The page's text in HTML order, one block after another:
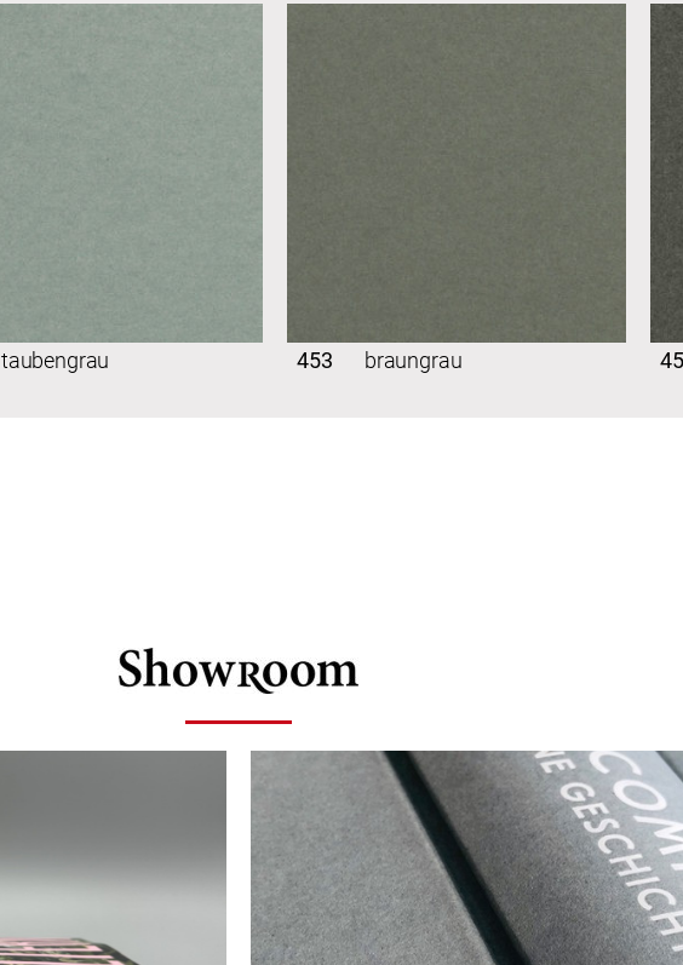
taubengrau 453 braungrau